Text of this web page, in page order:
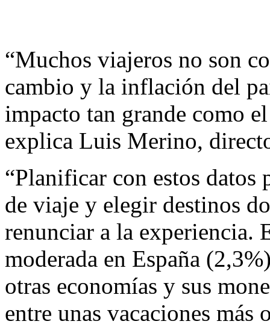
“Muchos viajeros no son
cambio y la inflación del
impacto tan grande como
explica Luis Merino,
“Planificar con estos datos
de viaje y elegir destinos
renunciar a la experiencia.
moderada en España
otras economías y sus
entre unas vacaciones más